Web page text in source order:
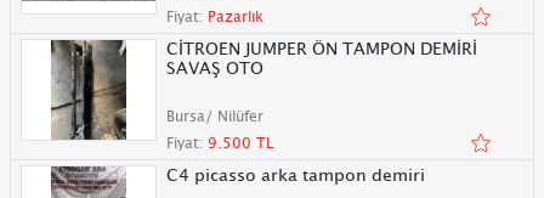
Fiyat: Pazarlık
CİTROEN JUMPER ÖN TAMPON DEMİRİ
SAVAŞ OTO
Bursa/ Nilüfer
Fiyat: 9.500 TL
C4 picasso arka tampon demiri